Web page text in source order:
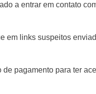
a entrar em contato
em links suspeitos
de pagamento para ter